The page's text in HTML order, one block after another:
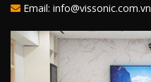
Email: info@vissonic.com.vn